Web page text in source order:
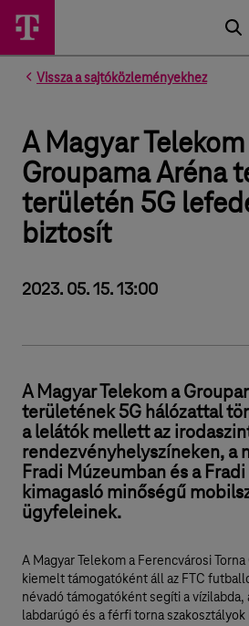
Vissza a sajtóközleményekhez
A Magyar
Groupama Aréna
területén 5G
biztosít
2023. 05. 15. 13:00
A Magyar Telekom a
területének 5G hálózattal
a lelátók mellett az
rendezvényhelyszíneken, a
Fradi Múzeumban és a
kimagasló minőségű
ügyfeleinek.
A Magyar Telekom a Ferencvárosi
kiemelt támogatóként áll az FTC
névadó támogatóként segíti a vízilabda,
labdarúgó és a férfi torna